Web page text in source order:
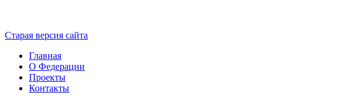
Старая версия сайта
Главная
О Федерации
Проекты
Контакты